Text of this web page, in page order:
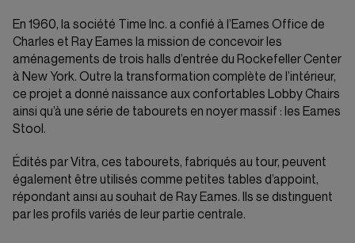
En 1960, la société Time Inc. a confié à l’Eames Office de
Charles et Ray Eames la mission de concevoir les
aménagements de trois halls d’entrée du Rockefeller Center
à New York. Outre la transformation complète de l’intérieur,
ce projet a donné naissance aux confortables Lobby Chairs
ainsi qu’à une série de tabourets en noyer massif : les Eames
Stool.
Édités par Vitra, ces tabourets, fabriqués au tour, peuvent
également être utilisés comme petites tables d’appoint,
répondant ainsi au souhait de Ray Eames. Ils se distinguent
par les profils variés de leur partie centrale.